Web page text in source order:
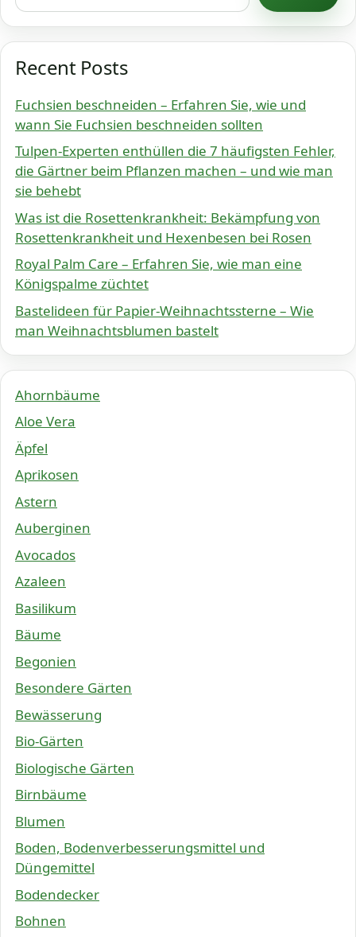
Recent Posts
Fuchsien beschneiden – Erfahren Sie, wie und
wann Sie Fuchsien beschneiden sollten
Tulpen-Experten enthüllen die 7 häufigsten Fehler,
die Gärtner beim Pflanzen machen – und wie man
sie behebt
Was ist die Rosettenkrankheit: Bekämpfung von
Rosettenkrankheit und Hexenbesen bei Rosen
Royal Palm Care – Erfahren Sie, wie man eine
Königspalme züchtet
Bastelideen für Papier-Weihnachtssterne – Wie
man Weihnachtsblumen bastelt
Ahornbäume
Aloe Vera
Äpfel
Aprikosen
Astern
Auberginen
Avocados
Azaleen
Basilikum
Bäume
Begonien
Besondere Gärten
Bewässerung
Bio-Gärten
Biologische Gärten
Birnbäume
Blumen
Boden, Bodenverbesserungsmittel und
Düngemittel
Bodendecker
Bohnen